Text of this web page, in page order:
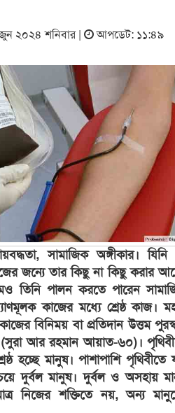
২০২৪ শনিবার |
আপডেট: ১১:৪৯
সামাজিক অঙ্গীকার। যিনি
জন্যে তার কিছু না কিছু করার
তিনি পালন করতে পারেন
কাজের মধ্যে শ্রেষ্ঠ কাজ।
বিনিময় বা প্রতিদান উত্তম
আর রহমান আয়াত-৬০)।
হচ্ছে মানুষ। পাশাপাশি পৃথিবীতে
দুর্বল মানুষ। দুর্বল ও অসহায়
নিজের শক্তিতে নয়, অন্য